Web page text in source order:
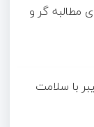
مطالبه گر و
با سلامت